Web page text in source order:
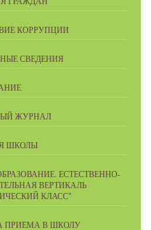
КОРРУПЦИИ
СВЕДЕНИЯ
ЖУРНАЛ
ШКОЛЫ
ЕСТЕСТВЕННО-
ВЕРТИКАЛЬ
КЛАСС"
ПРИЕМА В ШКОЛУ